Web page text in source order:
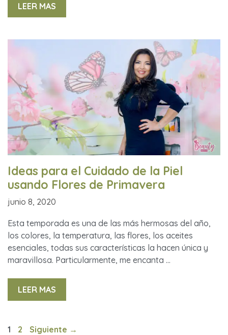
LEER MAS
Ideas para el Cuidado de la Piel
usando Flores de Primavera
junio 8, 2020
Esta temporada es una de las más hermosas del año,
los colores, la temperatura, las flores, los aceites
esenciales, todas sus características la hacen única y
maravillosa. Particularmente, me encanta …
LEER MAS
1 2 Siguiente →